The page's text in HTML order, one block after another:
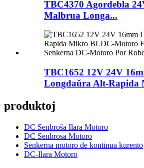
TBC4370 Agordebla
Malbrua Longa...
TBC1652 12V 24V
Longdaŭra Alt-Rapida
produktoj
DC Senbroŝa Ilara Motoro
DC Senbrosa Motoro
Senkerna motoro de kontinua kurento
DC-Ilara Motoro